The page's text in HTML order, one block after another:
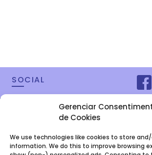
Gerenciar
de Cookies
We use technologies like cookies to store
information. We do this to improve browsing
SOCIAL